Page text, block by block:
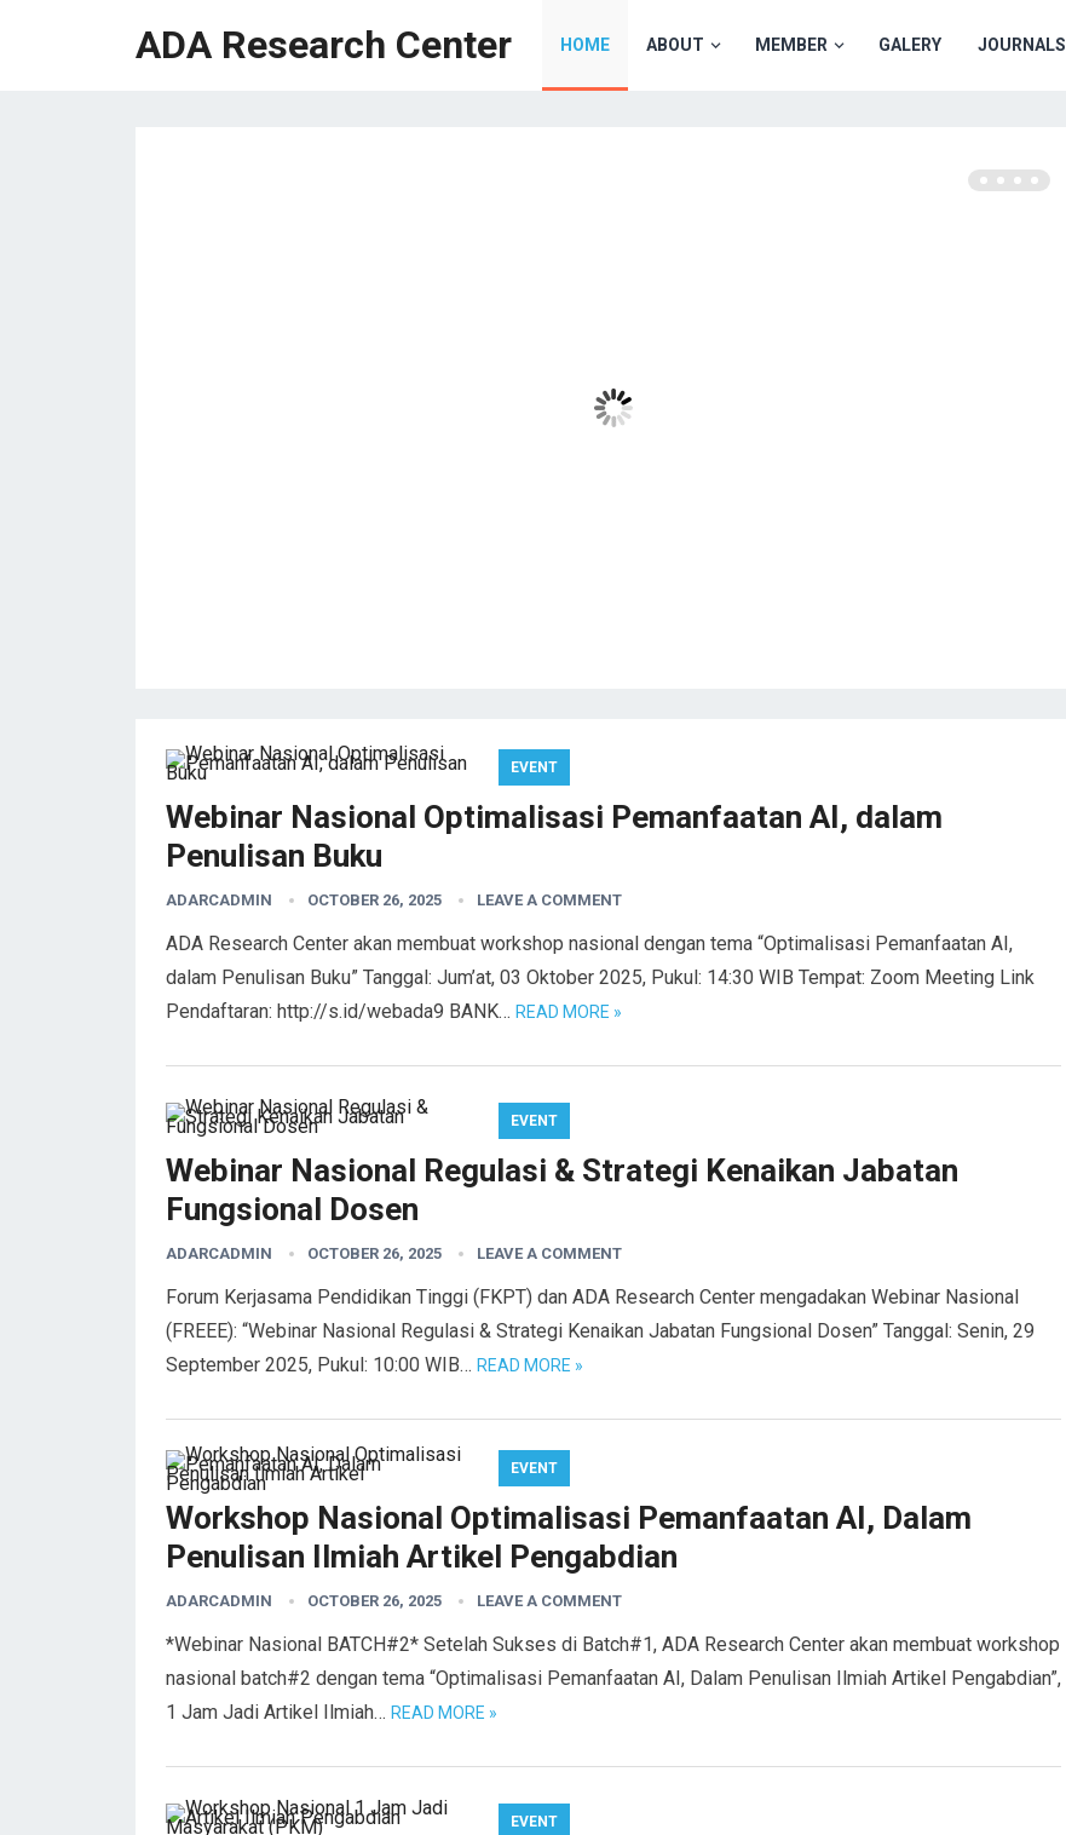
ADA Research Center HOME ABOUT MEMBER GALERY JOURNALS
EVENT
Webinar Nasional Optimalisasi Pemanfaatan AI, dalam
Penulisan Buku
ADARCADMIN OCTOBER 26, 2025 LEAVE A COMMENT
ADA Research Center akan membuat workshop nasional dengan tema “Optimalisasi Pemanfaatan AI,
dalam Penulisan Buku” Tanggal: Jum’at, 03 Oktober 2025, Pukul: 14:30 WIB Tempat: Zoom Meeting Link
Pendaftaran: http://s.id/webada9 BANK… READ MORE »
EVENT
Webinar Nasional Regulasi & Strategi Kenaikan Jabatan
Fungsional Dosen
ADARCADMIN OCTOBER 26, 2025 LEAVE A COMMENT
Forum Kerjasama Pendidikan Tinggi (FKPT) dan ADA Research Center mengadakan Webinar Nasional
(FREEE): “Webinar Nasional Regulasi & Strategi Kenaikan Jabatan Fungsional Dosen” Tanggal: Senin, 29
September 2025, Pukul: 10:00 WIB… READ MORE »
EVENT
Workshop Nasional Optimalisasi Pemanfaatan AI, Dalam
Penulisan Ilmiah Artikel Pengabdian
ADARCADMIN OCTOBER 26, 2025 LEAVE A COMMENT
*Webinar Nasional BATCH#2* Setelah Sukses di Batch#1, ADA Research Center akan membuat workshop
nasional batch#2 dengan tema “Optimalisasi Pemanfaatan AI, Dalam Penulisan Ilmiah Artikel Pengabdian”,
1 Jam Jadi Artikel Ilmiah… READ MORE »
EVENT